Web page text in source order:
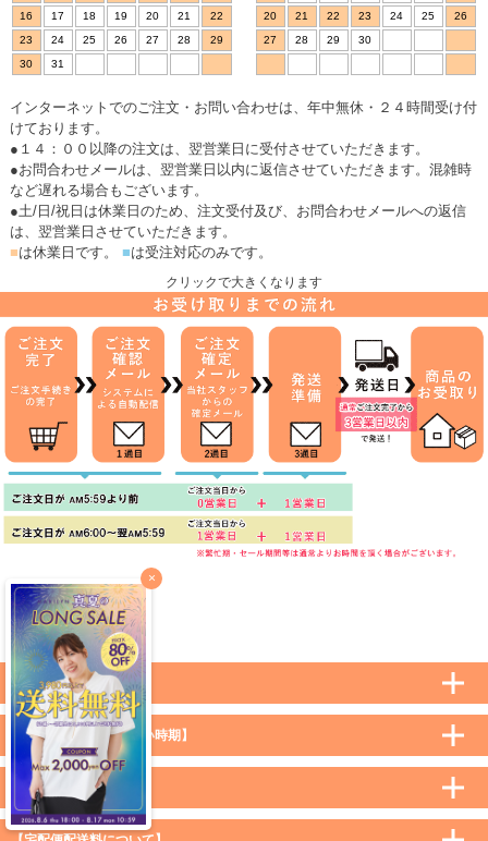
×
16
17 18 19 20 21
22
23
24 25 26 27 28
29
30
31
20
21 22 23 24 25
26
27
28 29 30
インターネットでのご注文・お問い合わせは、年中無休・２４時間受け付
けております。
●１４：００以降の注文は、翌営業日に受付させていただきます。
●お問合わせメールは、翌営業日以内に返信させていただきます。混雑時
など遅れる場合もございます。
●土/日/祝日は休業日のため、注文受付及び、お問合わせメールへの返信
は、翌営業日させていただきます。
■は休業日です。 ■は受注対応のみです。
クリックで大きくなります
メールアドレス
otoi@marilyn.ne.jp
【商品引渡し時期】
【支払い方法及び支払い時期】
【配送方法について】